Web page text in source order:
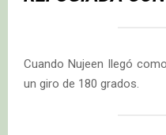
Cuando Nujeen llegó
un giro de 180 grados.